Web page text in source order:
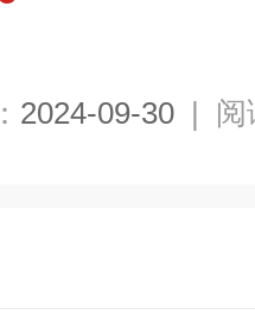
2024-09-30 | 阅